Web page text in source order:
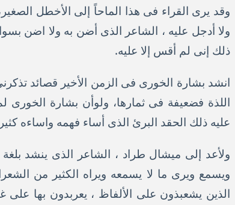
وقد يرى القراء فى هذا الماحاً إلى الأخطل
ولا أدجل عليه ، الشاعر الذى أضن به ولا اضن
ذلك إنى لم أقس إلا عليه.
انشد بشارة الخورى فى الزمن الأخير قصائد
اللذة فضعيفة فى ثمارها، ولوأن بشارة
عليه ذلك الحقد البرئ الذى أساء فهمه واساءه
ولأعد إلى ميشال طراد ، الشاعر الذى ينشد
ويسمع ويرى ما لا يسمعه ويراه الكثير من
الذين يشعبذون على الألفاظ ، يعربدون بها